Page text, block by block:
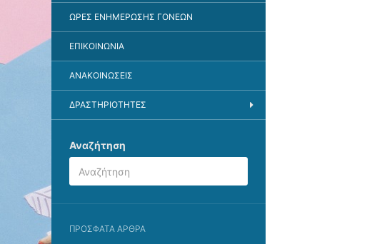
ΏΡΕΣ ΕΝΗΜΈΡΩΣΗΣ ΓΟΝΈΩΝ
ΕΠΙΚΟΙΝΩΝΊΑ
ΑΝΑΚΟΙΝΏΣΕΙΣ
ΔΡΑΣΤΗΡΙΌΤΗΤΕΣ
Αναζήτηση
ΠΡΌΣΦΑΤΑ ΆΡΘΡΑ